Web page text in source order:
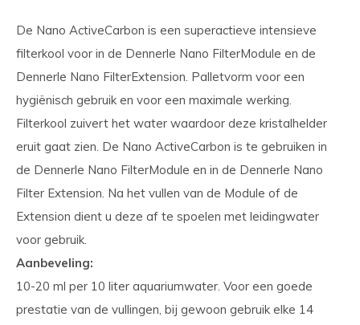
De Nano ActiveCarbon is een superactieve intensieve
filterkool voor in de Dennerle Nano FilterModule en de
Dennerle Nano FilterExtension. Palletvorm voor een
hygiënisch gebruik en voor een maximale werking.
Filterkool zuivert het water waardoor deze kristalhelder
eruit gaat zien. De Nano ActiveCarbon is te gebruiken in
de Dennerle Nano FilterModule en in de Dennerle Nano
Filter Extension. Na het vullen van de Module of de
Extension dient u deze af te spoelen met leidingwater
voor gebruik.
Aanbeveling:
10-20 ml per 10 liter aquariumwater. Voor een goede
prestatie van de vullingen, bij gewoon gebruik elke 14